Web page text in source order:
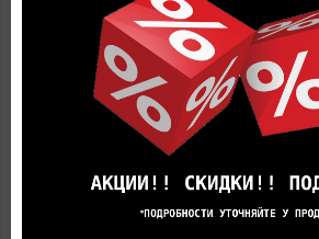
Наличие: В наличии на главном
поставки 1-3 рабочих дня.
Оплачивайте товар онлайн. Так
Цена в салоне может быть
Представленные на фотографиях
могут не совпадают с